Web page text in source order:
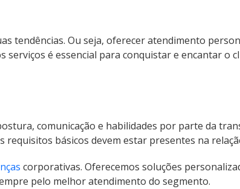
tendências. Ou seja, oferecer atendimento
é essencial para conquistar e encantar o
comunicação e habilidades por parte da
básicos devem estar presentes na
corporativas. Oferecemos soluções
pelo melhor atendimento do segmento.